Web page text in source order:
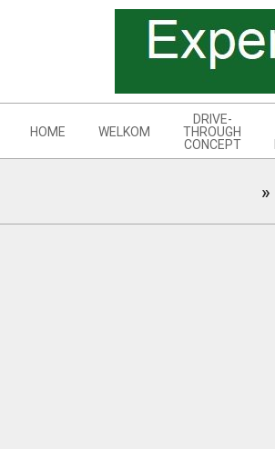
Menu
HOME WELKOM
DRIVE-
THROUGH
CONCEPT
»